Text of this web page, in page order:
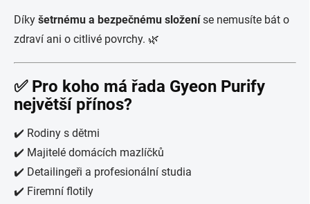
Díky šetrnému a bezpečnému složeníse nemusíte bát o
zdraví ani o citlivé povrchy. 🌿
✅ Pro koho má řada Gyeon Purify
největší přínos?
✔️ Rodiny s dětmi
✔️ Majitelé domácích mazlíčků
✔️ Detailingeři a profesionální studia
✔️ Firemní flotily